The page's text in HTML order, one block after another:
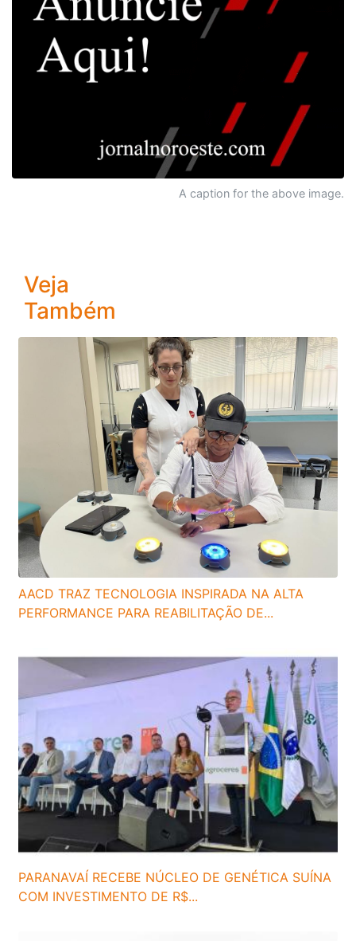
A caption for the above image.
Veja
Também
AACD TRAZ TECNOLOGIA INSPIRADA NA ALTA
PERFORMANCE PARA REABILITAÇÃO DE...
PARANAVAÍ RECEBE NÚCLEO DE GENÉTICA SUÍNA
COM INVESTIMENTO DE R$...